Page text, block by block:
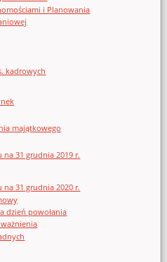
i Planowania
kadrowych
majątkowego
na 31 grudnia 2019 r.
na 31 grudnia 2020 r.
dzień powołania